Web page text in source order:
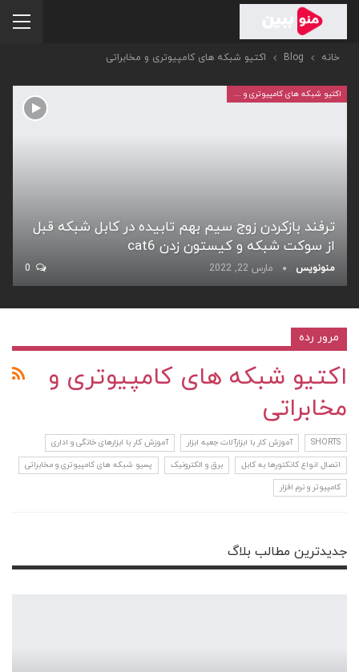
خانه Blog اکتیو شبکه های کامپیوتری و مخابراتی
اکتیو شبکه های کامپیوتری و مخابراتی
ترفند بازکردن زوج سیم بهم تابیده در کابل شبکه قبل
از سوکت شبکه و کیستون زدن cat6
منونویس مارس 22, 2022
مرور رده
اکتیو شبکه های کامپیوتری و
مخابراتی
SHORTS آموزش کار با ابزارآلات جعبه ابزار
آموزش کار با ابزارهای خانگی و اداری
اتصال انواع کانکتورها به کابل
برق و الکترونیک
پسیو شبکه های کامپیوتری و مخابراتی
کامپیوتر و نرم افزار
جدیدترین مطالب بلاگ